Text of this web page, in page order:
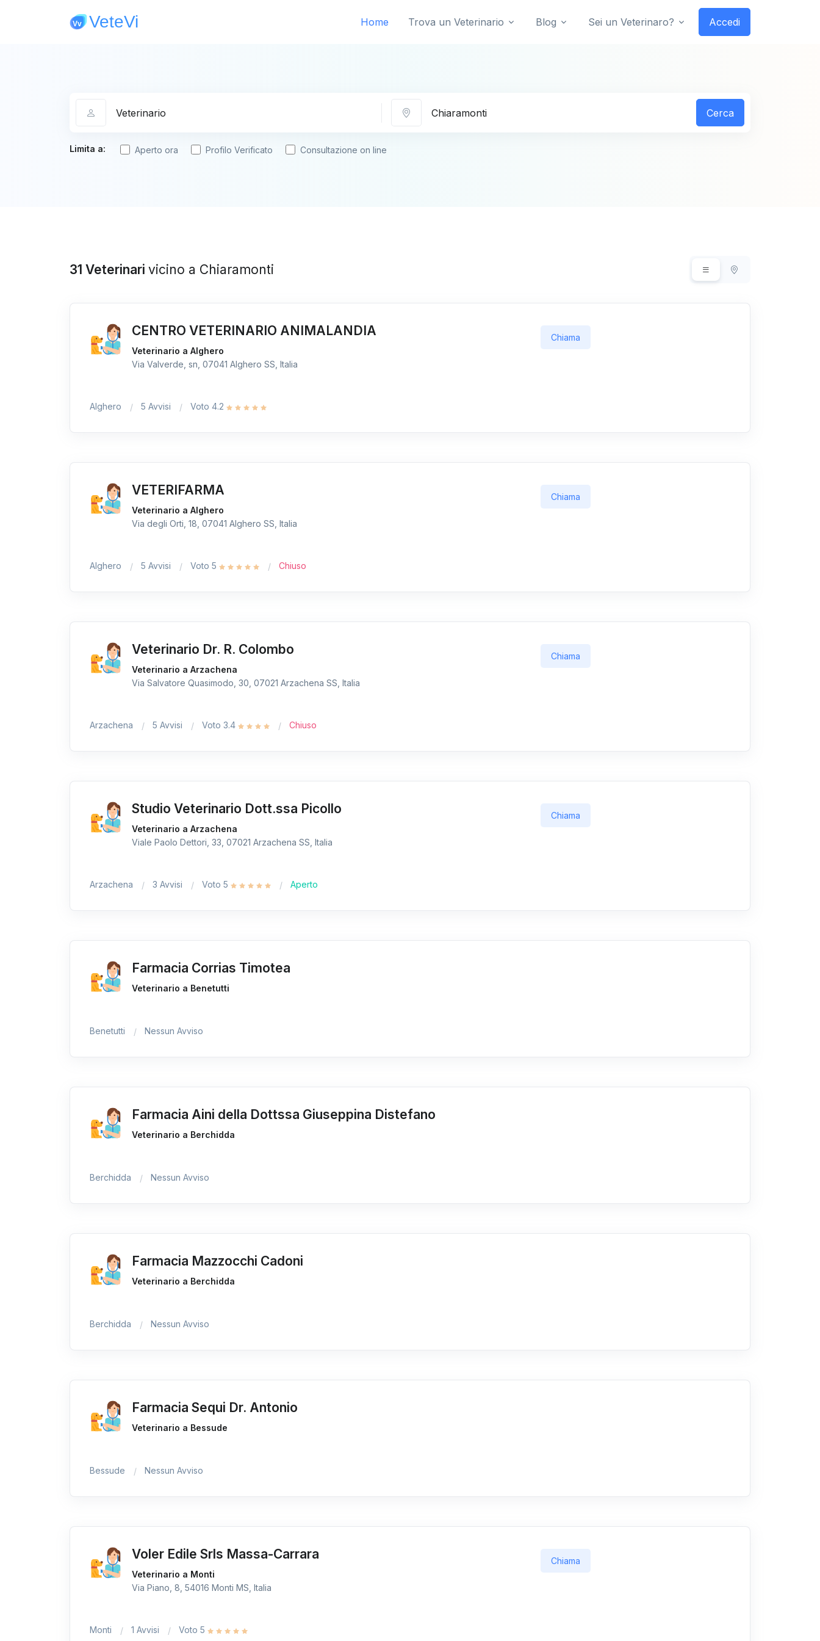
Home Trova un Veterinario Blog Sei un Veterinaro? Accedi
Cerca
Limita a: Aperto ora Profilo Verificato Consultazione on line
31 Veterinari vicino a Chiaramonti
CENTRO VETERINARIO ANIMALANDIA
Veterinario a Alghero
Via Valverde, sn, 07041 Alghero SS, Italia
Chiama
Alghero 5 Avvisi Voto 4.2
VETERIFARMA
Veterinario a Alghero
Via degli Orti, 18, 07041 Alghero SS, Italia
Chiama
Alghero 5 Avvisi Voto 5 Chiuso
Veterinario Dr. R. Colombo
Veterinario a Arzachena
Via Salvatore Quasimodo, 30, 07021 Arzachena SS, Italia
Chiama
Arzachena 5 Avvisi Voto 3.4 Chiuso
Studio Veterinario Dott.ssa Picollo
Veterinario a Arzachena
Viale Paolo Dettori, 33, 07021 Arzachena SS, Italia
Chiama
Arzachena 3 Avvisi Voto 5 Aperto
Farmacia Corrias Timotea
Veterinario a Benetutti
Benetutti Nessun Avviso
Farmacia Aini della Dottssa Giuseppina Distefano
Veterinario a Berchidda
Berchidda Nessun Avviso
Farmacia Mazzocchi Cadoni
Veterinario a Berchidda
Berchidda Nessun Avviso
Farmacia Sequi Dr. Antonio
Veterinario a Bessude
Bessude Nessun Avviso
Voler Edile Srls Massa-Carrara
Veterinario a Monti
Via Piano, 8, 54016 Monti MS, Italia
Chiama
Monti 1 Avvisi Voto 5